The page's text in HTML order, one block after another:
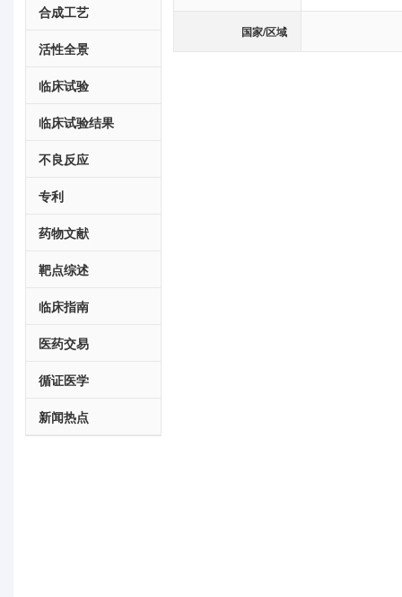
合成工艺
活性全景
临床试验
临床试验结果
不良反应
专利
药物文献
靶点综述
临床指南
医药交易
循证医学
新闻热点
国家/区域